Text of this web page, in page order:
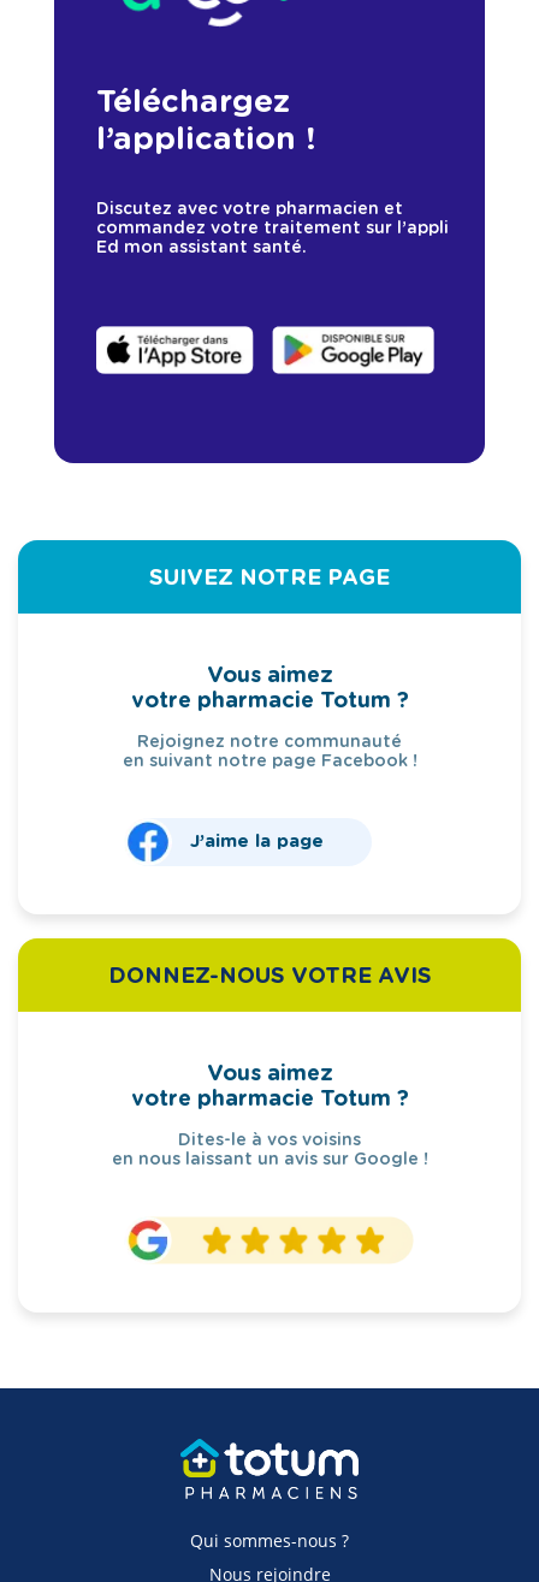
Téléchargez
l’application !
Discutez avec votre pharmacien et
commandez votre traitement sur l’appli
Ed mon assistant santé.
SUIVEZ NOTRE PAGE
Vous aimez
votre pharmacie Totum ?
Rejoignez notre communauté
en suivant notre page Facebook !
J’aime la page
DONNEZ-NOUS VOTRE AVIS
Vous aimez
votre pharmacie Totum ?
Dites-le à vos voisins
en nous laissant un avis sur Google !
Qui sommes-nous ?
Nous rejoindre